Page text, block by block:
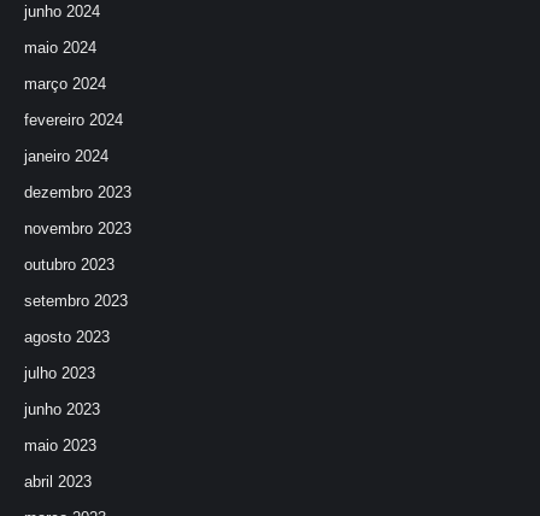
junho 2024
maio 2024
março 2024
fevereiro 2024
janeiro 2024
dezembro 2023
novembro 2023
outubro 2023
setembro 2023
agosto 2023
julho 2023
junho 2023
maio 2023
abril 2023